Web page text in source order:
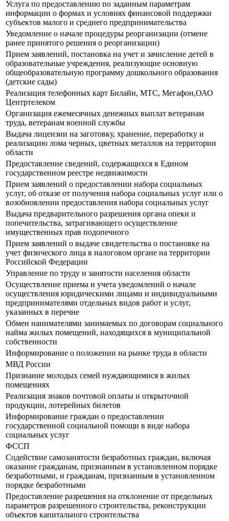
Услуга по предоставлению по заданным параметрам
информации о формах и условиях финансовой поддержки
субъектов малого и среднего предпринимательства
Уведомление о начале процедуры реорганизации (отмене
ранее принятого решения о реорганизации)
Прием заявлений, постановка на учет и зачисление детей в
образовательные учреждения, реализующие основную
общеобразовательную программу дошкольного образования
(детские сады)
Реализация телефонных карт Билайн, МТС, Мегафон,ОАО
Центртелеком
Организация ежемесячных денежных выплат ветеранам
труда, ветеранам военной службы
Выдача лицензии на заготовку, хранение, переработку и
реализацию лома черных, цветных металлов на территории
области
Предоставление сведений, содержащихся в Едином
государственном реестре недвижимости
Прием заявлений о предоставлении набора социальных
услуг, об отказе от получения набора социальных услуг или о
возобновлении предоставления набора социальных услуг
Выдача предварительного разрешения органа опеки и
попечительства, затрагивающего осуществление
имущественных прав подопечного
Прием заявлений о выдаче свидетельства о постановке на
учет физического лица в налоговом органе на территории
Российской Федерации
Управление по труду и занятости населения области
Осуществление приема и учета уведомлений о начале
осуществления юридическими лицами и индивидуальными
предпринимателями отдельных видов работ и услуг,
указанных в перечне
Обмен нанимателями занимаемых по договорам социального
найма жилых помещений, находящихся в муниципальной
собственности
Информирование о положении на рынке труда в области
МВД России
Признание молодых семей нуждающимися в жилых
помещениях
Реализация знаков почтовой оплаты и открыточной
продукции, лотерейных билетов
Информирование граждан о предоставлении
государственной социальной помощи в виде набора
социальных услуг
ФССП
Содействие самозанятости безработных граждан, включая
оказание гражданам, признанным в установленном порядке
безработными, и гражданам, признанным в установленном
порядке безработными
Предоставление разрешения на отклонение от предельных
параметров разрешенного строительства, реконструкции
объектов капитального строительства